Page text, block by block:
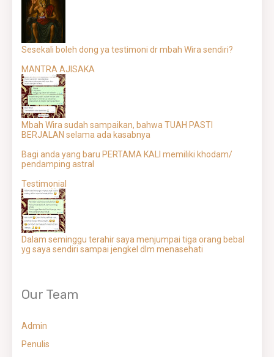
Sesekali boleh dong ya testimoni dr mbah Wira sendiri?
MANTRA AJISAKA
Mbah Wira sudah sampaikan, bahwa TUAH PASTI
BERJALAN selama ada kasabnya
Bagi anda yang baru PERTAMA KALI memiliki khodam/
pendamping astral
Testimonial
Dalam seminggu terahir saya menjumpai tiga orang bebal
yg saya sendiri sampai jengkel dlm menasehati
Our Team
Admin
Penulis